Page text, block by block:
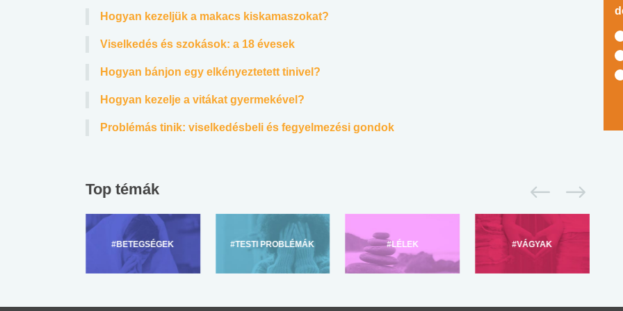
Hogyan kezeljük a makacs kiskamaszokat?
Viselkedés és szokások: a 18 évesek
Hogyan bánjon egy elkényeztetett tinivel?
Hogyan kezelje a vitákat gyermekével?
Problémás tinik: viselkedésbeli és fegyelmezési gondok
Top témák
#BETEGSÉGEK #TESTI PROBLÉMÁK #LÉLEK #VÁGYAK